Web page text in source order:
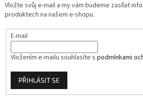
Vložte svůj e-mail a my vám budeme zasílat
produktech na našem e-shopu.
E-mail
Vložením e-mailu souhlasíte s podmínkami
PŘIHLÁSIT SE